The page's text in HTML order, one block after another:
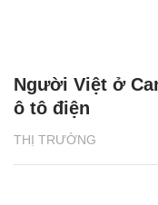
THỊ TRƯỜNG
Người Việt ở
ô tô điện